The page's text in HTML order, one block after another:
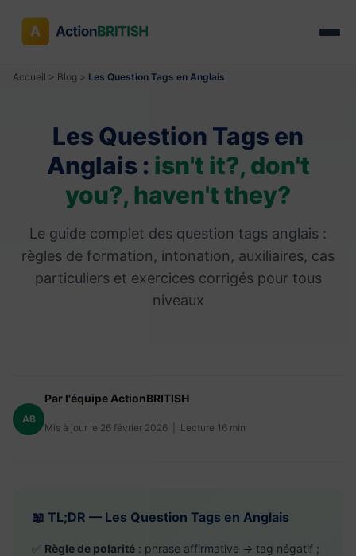
Accueil > Blog > Les Question Tags en Anglais
Les Question Tags en
Anglais : isn't it?, don't
you?, haven't they?
Le guide complet des question tags anglais :
règles de formation, intonation, auxiliaires, cas
particuliers et exercices corrigés pour tous
niveaux
AB
Par l'équipe ActionBRITISH
Mis à jour le 26 février 2026 | Lecture 16 min
📖 TL;DR — Les Question Tags en Anglais
✅ Règle de polarité : phrase affirmative → tag négatif ;